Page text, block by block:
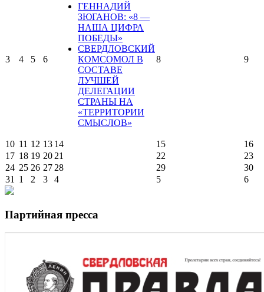
3 4 5 6
ГЕННАДИЙ
ЗЮГАНОВ: «8 —
НАША ЦИФРА
ПОБЕДЫ»
СВЕРДЛОВСКИЙ
КОМСОМОЛ В
СОСТАВЕ
ЛУЧШЕЙ
ДЕЛЕГАЦИИ
СТРАНЫ НА
«ТЕРРИТОРИИ
СМЫСЛОВ»
8 9
10 11 12 13 14 15
16
17 18 19 20 21 22
23
24 25 26 27 28 29
30
31
1 2 3 4 5 6
Партийная пресса